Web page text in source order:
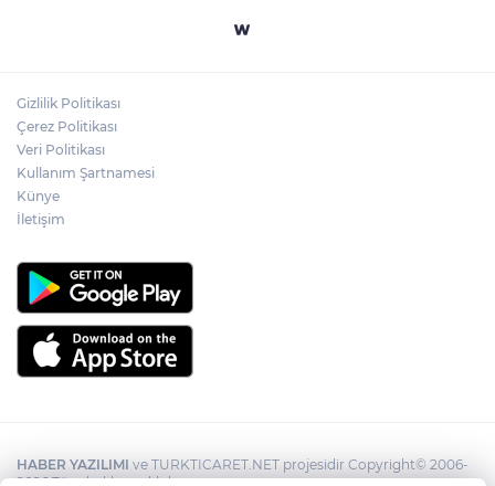
Gizlilik Politikası
Çerez Politikası
Veri Politikası
Kullanım Şartnamesi
Künye
İletişim
HABER YAZILIMI ve TURKTICARET.NET projesidir Copyright© 2006-
2026 Tüm hakları saklıdır.